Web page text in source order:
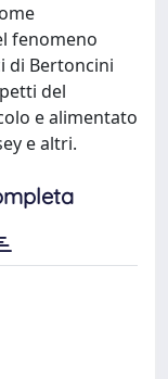
fenomeno
di Bertoncini
del
e alimentato
e altri.